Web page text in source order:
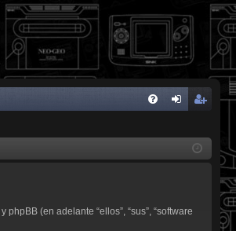
se
ist
(en adelante “ellos”, “sus”, “software